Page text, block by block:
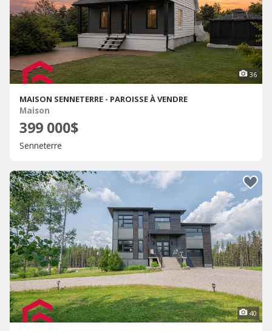
36
MAISON SENNETERRE - PAROISSE À VENDRE
Maison
399 000$
Senneterre
40